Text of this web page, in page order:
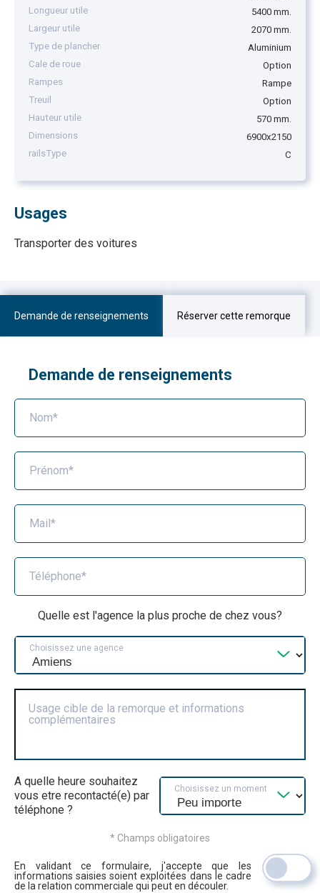
Longueur utile
5400 mm.
Largeur utile
2070 mm.
Type de plancher
Aluminium
Cale de roue
Option
Rampes
Rampe
Treuil
Option
Hauteur utile
570 mm.
Dimensions
6900x2150
railsType
C
Usages
Transporter des voitures
Demande de renseignements Réserver cette remorque
Demande de renseignements
Nom*
Prénom*
Mail*
Téléphone*
Quelle est l'agence la plus proche de chez vous?
Choisissez une agence
Usage cible de la remorque et informations
complémentaires
A quelle heure souhaitez
vous etre recontacté(e) par
téléphone ?
Choisissez un moment
* Champs obligatoires
En validant ce formulaire, j'accepte que les
informations saisies soient exploitées dans le cadre
de la relation commerciale qui peut en découler.